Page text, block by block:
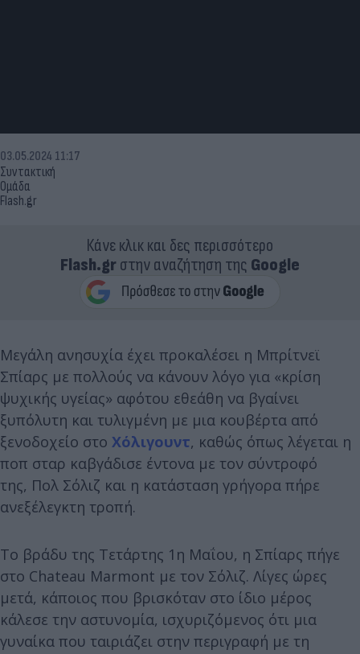
Συντακτική
Ομάδα
Flash.gr
03.05.2024 11:17
Κάνε κλικ και δες περισσότερο
Flash.grστην αναζήτηση της Google
Μεγάλη ανησυχία έχει προκαλέσει η Μπρίτνεϊ
Σπίαρς με πολλούς να κάνουν λόγο για «κρίση
ψυχικής υγείας» αφότου εθεάθη να βγαίνει
ξυπόλυτη και τυλιγμένη με μια κουβέρτα από
ξενοδοχείο στο Χόλιγουντ, καθώς όπως λέγεται η
ποπ σταρ καβγάδισε έντονα με τον σύντροφό
της, Πολ Σόλιζ και η κατάσταση γρήγορα πήρε
ανεξέλεγκτη τροπή.
Το βράδυ της Τετάρτης 1η Μαΐου, η Σπίαρς πήγε
στο Chateau Marmont με τον Σόλιζ. Λίγες ώρες
μετά, κάποιος που βρισκόταν στο ίδιο μέρος
κάλεσε την αστυνομία, ισχυριζόμενος ότι μια
γυναίκα που ταιριάζει στην περιγραφή με τη